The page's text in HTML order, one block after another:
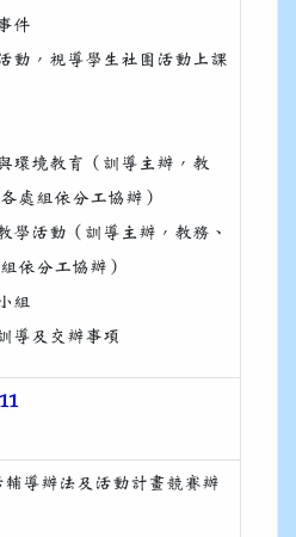
件
動， 視導學生社團活動上課
環境教育（訓導主辦，教
處組依分工協辦）
學活動（訓導主辦，教務、
依分工協辦）
組
導及交辦事項
導辦法及活動計畫競賽辦